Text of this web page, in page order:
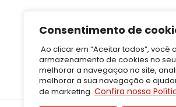
Consentimento de
Ao clicar em “Aceitar todos”, você
armazenamento de cookies no
melhorar a navegaçao no site,
melhorar a sua navegação e
de marketing. Confira nossa